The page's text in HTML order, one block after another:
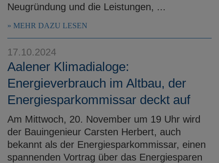
Neugründung und die Leistungen, ...
MEHR DAZU LESEN
17.10.2024
Aalener Klimadialoge:
Energieverbrauch im Altbau, der
Energiesparkommissar deckt auf
Am Mittwoch, 20. November um 19 Uhr wird
der Bauingenieur Carsten Herbert, auch
bekannt als der Energiesparkommissar, einen
spannenden Vortrag über das Energiesparen